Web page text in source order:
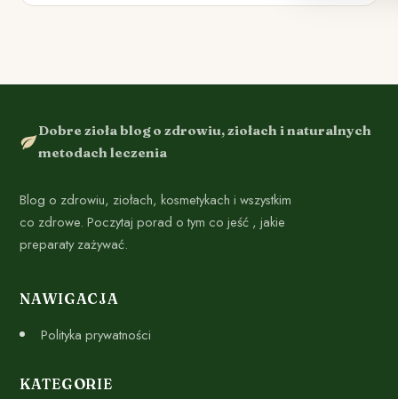
Dobre zioła blog o zdrowiu, ziołach i naturalnych
metodach leczenia
Blog o zdrowiu, ziołach, kosmetykach i wszystkim
co zdrowe. Poczytaj porad o tym co jeść , jakie
preparaty zażywać.
NAWIGACJA
Polityka prywatności
KATEGORIE